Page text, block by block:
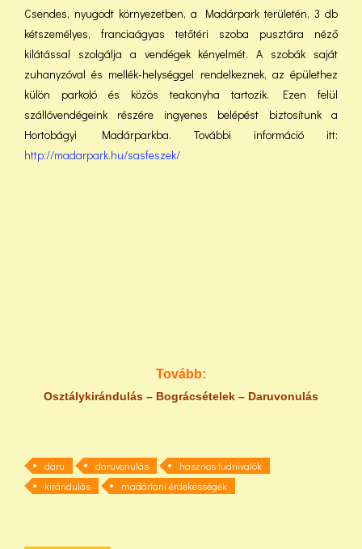
Csendes, nyugodt környezetben, a Madárpark területén, 3 db
kétszemélyes, franciaágyas tetőtéri szoba pusztára néző
kilátással szolgálja a vendégek kényelmét. A szobák saját
zuhanyzóval és mellék-helységgel rendelkeznek, az épülethez
külön parkoló és közös teakonyha tartozik. Ezen felül
szállóvendégeink részére ingyenes belépést biztosítunk a
Hortobágyi Madárparkba. További információ itt:
http://madarpark.hu/sasfeszek/
Tovább:
Osztálykirándulás – Bográcsételek – Daruvonulás
daru daruvonulás
hasznos tudnivalók
kirándulás
madártani érdekességek